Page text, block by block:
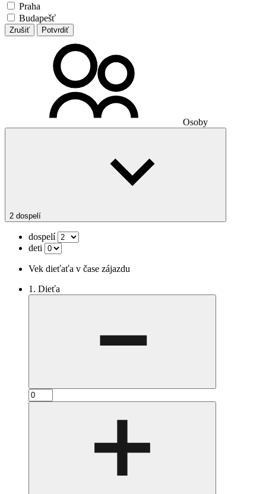
Praha
Budapešť
Zrušiť Potvrdiť
Osoby
2 dospelí
dospelí
deti
Vek dieťaťa v čase zájazdu
1. Dieťa